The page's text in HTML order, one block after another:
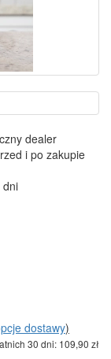
dealer
i po zakupie
dni
dostawy)
30 dni: 109,90 zł